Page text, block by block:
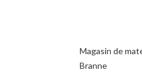
Magasin de
Branne